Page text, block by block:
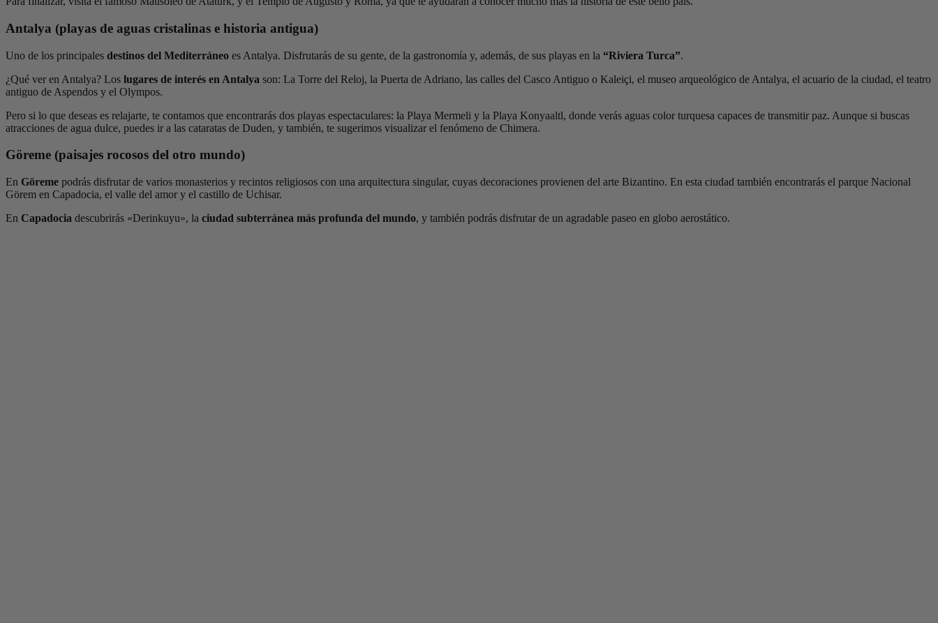
Antalya (playas de aguas cristalinas e historia antigua)
Uno de los principales destinos del Mediterráneo es Antalya. Disfrutarás de su gente, de la gastronomía y, además, de sus playas en la “Riviera Turca”.
¿Qué ver en Antalya? Los lugares de interés en Antalya son: La Torre del Reloj, la Puerta de Adriano, las calles del Casco Antiguo o Kaleiçi, el museo arqueológico de Antalya, el acuario de la ciudad, el teatro
antiguo de Aspendos y el Olympos.
Pero si lo que deseas es relajarte, te contamos que encontrarás dos playas espectaculares: la Playa Mermeli y la Playa Konyaaltl, donde verás aguas color turquesa capaces de transmitir paz. Aunque si buscas
atracciones de agua dulce, puedes ir a las cataratas de Duden, y también, te sugerimos visualizar el fenómeno de Chimera.
Göreme (paisajes rocosos del otro mundo)
En Göreme podrás disfrutar de varios monasterios y recintos religiosos con una arquitectura singular, cuyas decoraciones provienen del arte Bizantino. En esta ciudad también encontrarás el parque Nacional
Görem en Capadocia, el valle del amor y el castillo de Uchisar.
En Capadocia descubrirás «Derinkuyu», la ciudad subterránea más profunda del mundo, y también podrás disfrutar de un agradable paseo en globo aerostático.